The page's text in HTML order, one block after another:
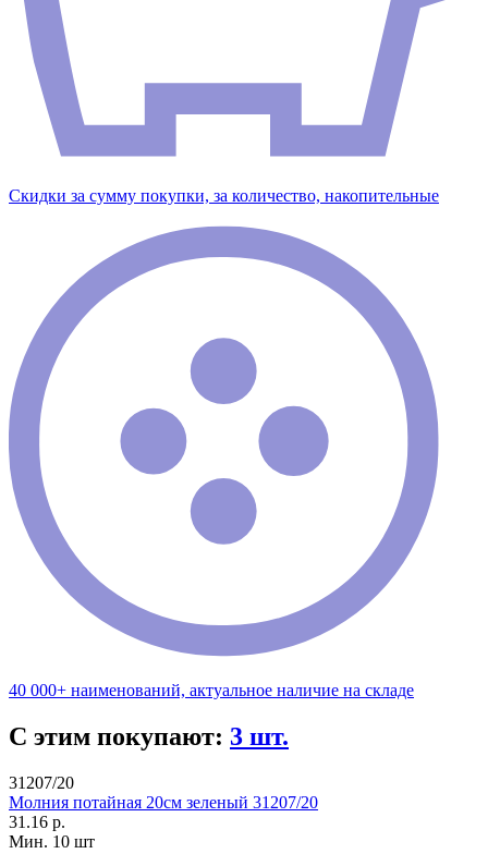
Скидки за сумму покупки, за количество, накопительные
40 000+ наименований, актуальное наличие на складе
С этим покупают: 3 шт.
31207/20
Молния потайная 20см зеленый 31207/20
31.16 р.
Мин. 10 шт